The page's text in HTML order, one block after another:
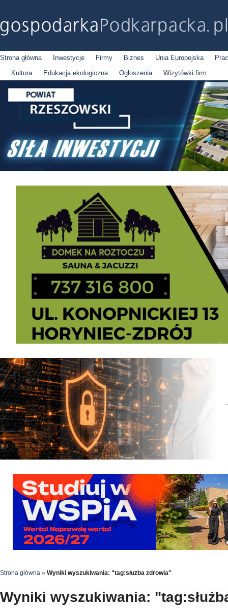
Strona główna Inwestycje Firmy Biznes Unia Europejska
Kultura
Edukacja ekologiczna Ogłoszenia Wizytówki firm
Strona główna » Wyniki wyszukiwania: "tag:służba zdrowia"
Wyniki wyszukiwania: